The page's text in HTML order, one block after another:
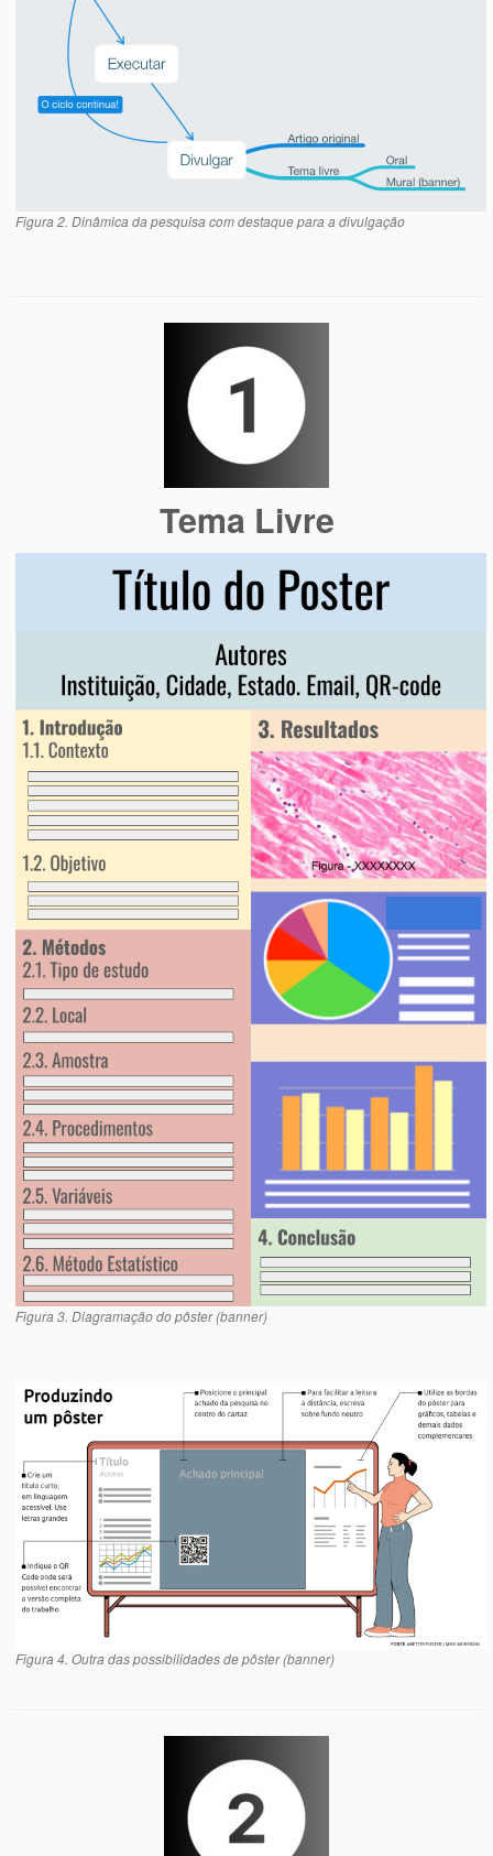
Figura 2. Dinâmica da pesquisa com destaque para a divulgação
Tema Livre
Figura 3. Diagramação do pôster (banner)
Figura 4. Outra das possibilidades de pôster (banner)